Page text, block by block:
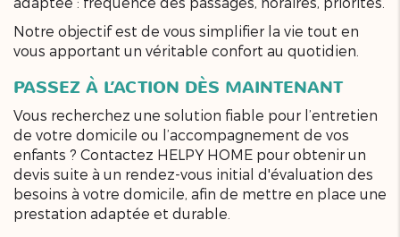
Notre objectif est de vous simplifier la vie tout en
vous apportant un véritable confort au quotidien.
PASSEZ À L’ACTION DÈS MAINTENANT
Vous recherchez une solution fiable pour l’entretien
de votre domicile ou l’accompagnement de vos
enfants ? Contactez HELPY HOME pour obtenir un
devis suite à un rendez-vous initial d'évaluation des
besoins à votre domicile, afin de mettre en place une
prestation adaptée et durable.